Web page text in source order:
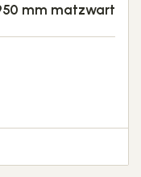
mm matzwart